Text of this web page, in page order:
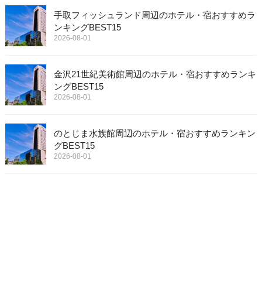
手取フィッシュランド周辺のホテル・宿おすすめラ
ンキングBEST15
2026-08-01
金沢21世紀美術館周辺のホテル・宿おすすめランキ
ングBEST15
2026-08-01
のとじま水族館周辺のホテル・宿おすすめランキン
グBEST15
2026-08-01